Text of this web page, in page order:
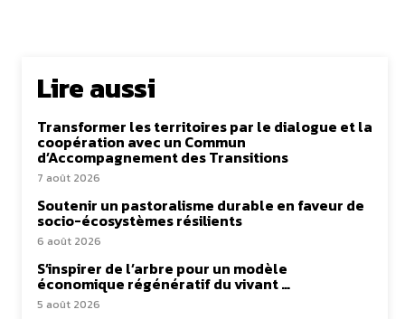
Lire aussi
Transformer les territoires par le dialogue et la
coopération avec un Commun
d’Accompagnement des Transitions
7 août 2026
Soutenir un pastoralisme durable en faveur de
socio-écosystèmes résilients
6 août 2026
S’inspirer de l’arbre pour un modèle
économique régénératif du vivant …
5 août 2026